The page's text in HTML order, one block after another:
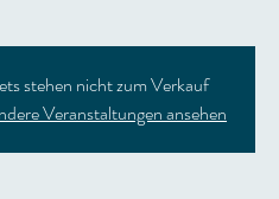
stehen nicht zum Verkauf
Veranstaltungen ansehen